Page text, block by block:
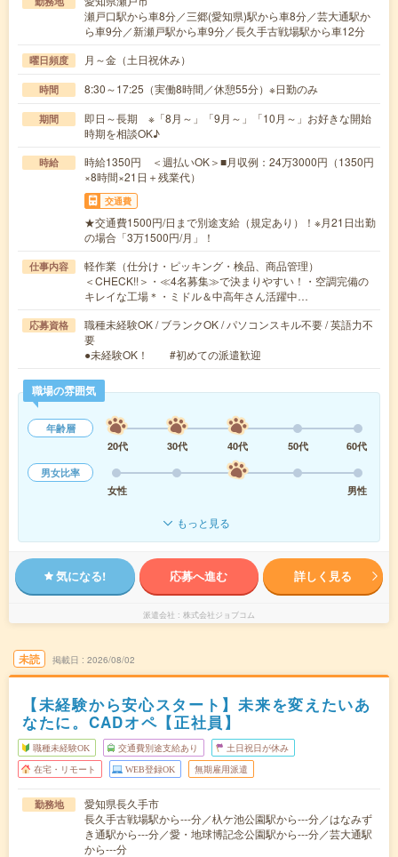
瀬戸口駅から車8分／三郷(愛知県)駅から車8分／芸大通駅か
ら車9分／新瀬戸駅から車9分／長久手古戦場駅から車12分
曜日頻度 月～金（土日祝休み）
時間 8:30～17:25（実働8時間／休憩55分）※日勤のみ
期間
即日～長期 ※「8月～」「9月～」「10月～」お好きな開始
時期を相談OK♪
時給
時給1350円 ＜週払いOK＞■月収例：24万3000円（1350円
×8時間×21日＋残業代）
交通費
★交通費1500円/日まで別途支給（規定あり）！※月21日出勤
の場合「3万1500円/月」！
仕事内容
軽作業（仕分け・ピッキング・検品、商品管理）
＜CHECK!!＞・≪4名募集≫で決まりやすい！・空調完備の
キレイな工場＊・ミドル＆中高年さん活躍中…
応募資格
職種未経験OK / ブランクOK / パソコンスキル不要 / 英語力不
要
●未経験OK！ #初めての派遣歓迎
職場の雰囲気
年齢層
20代
30代 40代 50代
60代
男女比率
女性
男性
もっと見る
気になる! 応募へ進む 詳しく見る
派遣会社 株式会社ジョブコム
未読 掲載日 2026/08/02
【未経験から安心スタート】未来を変えたいあ
なたに。CADオペ【正社員】
職種未経験OK 交通費別途支給あり 土日祝日が休み
在宅・リモート WEB登録OK 無期雇用派遣
勤務地
愛知県長久手市
長久手古戦場駅から---分／杁ケ池公園駅から---分／はなみず
き通駅から---分／愛・地球博記念公園駅から---分／芸大通駅
から---分